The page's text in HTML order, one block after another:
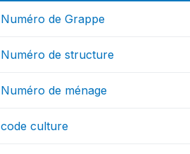
Numéro de Grappe
Numéro de structure
Numéro de ménage
code culture